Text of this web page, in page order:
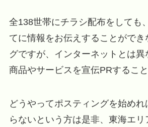
全138世帯にチラシ配布をしても
てに情報をお伝えすることができ
グですが、インターネットとは異
商品やサービスを宣伝PRすること
どうやってポスティングを始め
らないという方は是非、東海エ